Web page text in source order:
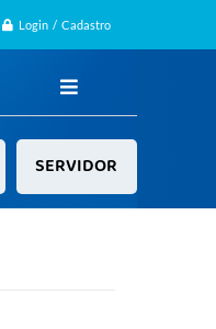
Login / Cadastro
SERVIDOR